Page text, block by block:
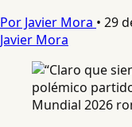
Por Javier Mora • 29
Javier Mora